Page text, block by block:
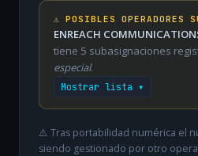
⚠️ POSIBLES OPERADORES
ENREACH
tiene 5 subasignaciones
especial.
Mostrar lista ▾
⚠️ Tras portabilidad numérica el
siendo gestionado por otro